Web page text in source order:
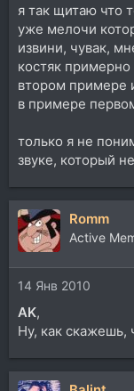
я так щитаю что
уже мелочи
извини, чувак,
костяк примерно
втором примере
в примере
только я не
звуке, который
Romm
Active
14 Янв 2010
AK,
Ну, как скажешь,